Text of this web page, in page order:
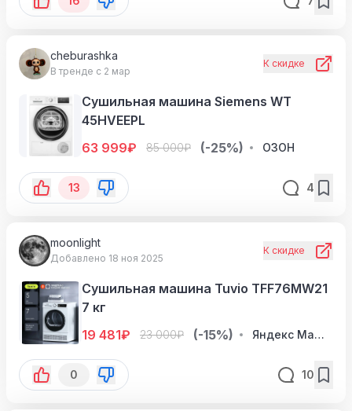
cheburashka
В тренде с 2 мар
К скидке
Сушильная машина Siemens WT
45HVEEPL
63 999₽ 85 000₽ (-25%) ОЗОН
13 4
moonlight
Добавлено 18 ноя 2025
К скидке
Сушильная машина Tuvio TFF76MW21
7 кг
19 481₽ 23 000₽ (-15%) Яндекс Маркет
0 10